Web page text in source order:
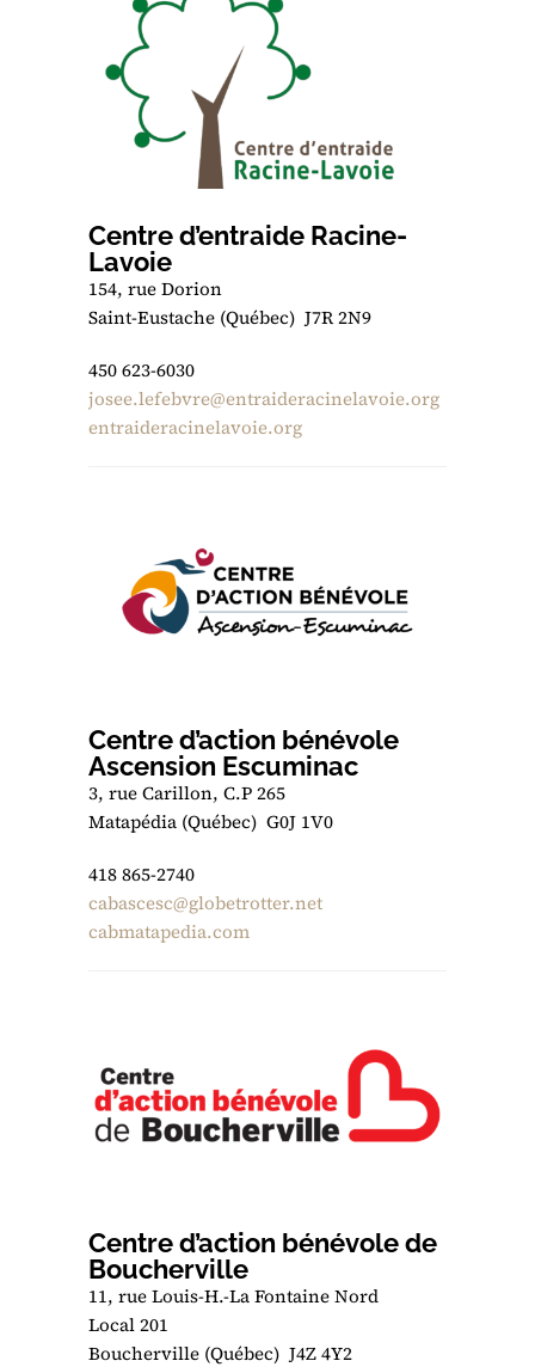
Centre d’entraide Racine-
Lavoie
154, rue Dorion
Saint-Eustache (Québec) J7R 2N9
450 623-6030
josee.lefebvre@entraideracinelavoie.org
entraideracinelavoie.org
Centre d’action bénévole
Ascension Escuminac
3, rue Carillon, C.P 265
Matapédia (Québec) G0J 1V0
418 865-2740
cabascesc@globetrotter.net
cabmatapedia.com
Centre d’action bénévole de
Boucherville
11, rue Louis-H.-La Fontaine Nord
Local 201
Boucherville (Québec) J4Z 4Y2